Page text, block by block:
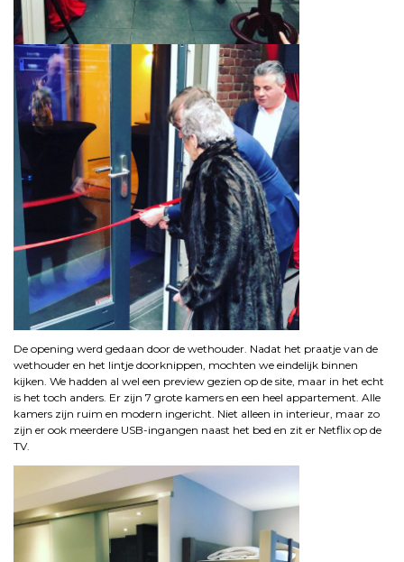
De opening werd gedaan door de wethouder. Nadat het praatje van de
wethouder en het lintje doorknippen, mochten we eindelijk binnen
kijken. We hadden al wel een preview gezien op de site, maar in het echt
is het toch anders. Er zijn 7 grote kamers en een heel appartement. Alle
kamers zijn ruim en modern ingericht. Niet alleen in interieur, maar zo
zijn er ook meerdere USB-ingangen naast het bed en zit er Netflix op de
TV.